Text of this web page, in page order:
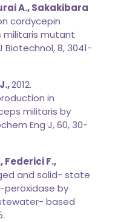
A., Sakakibara
cordycepin
militaris mutant
8, 3041-
2012.
in
militaris by
Eng J, 60, 30-
Federici F.,
and solid- state
peroxidase by
based